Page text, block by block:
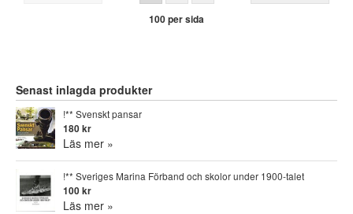
100 per sida
Senast inlagda produkter
!** Svenskt pansar
180 kr
Läs mer »
!** Sveriges Marina Förband och skolor under 1900-talet
100 kr
Läs mer »